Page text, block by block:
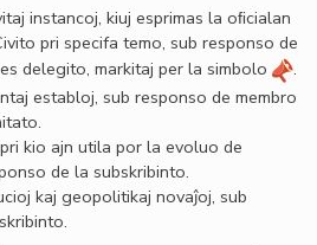
instancoj, kiuj esprimas la oﬁcialan
pri specifa temo, sub responso de
delegito, markitaj per la simbolo
.
establoj, sub responso de membro
kio ajn utila por la evoluo de
de la subskribinto.
kaj geopolitikaj novaĵoj, sub